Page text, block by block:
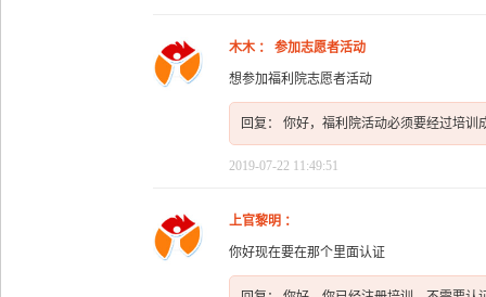
木木 ： 参加志愿者活动
想参加福利院志愿者活动
回复： 你好，福利院活动必须要经过培训
2019-07-22 11:49:51
上官黎明 ：
你好现在要在那个里面认证